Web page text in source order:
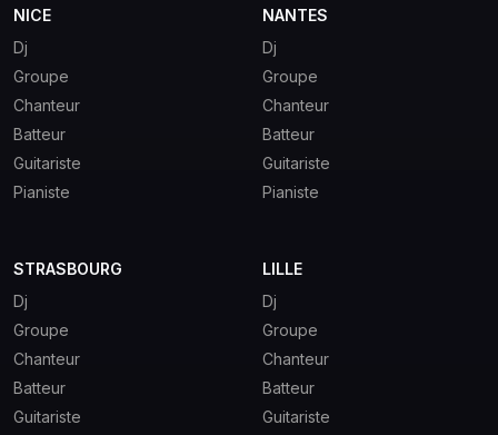
NICE
Dj
Groupe
Chanteur
Batteur
Guitariste
Pianiste
NANTES
Dj
Groupe
Chanteur
Batteur
Guitariste
Pianiste
STRASBOURG
Dj
Groupe
Chanteur
Batteur
Guitariste
LILLE
Dj
Groupe
Chanteur
Batteur
Guitariste